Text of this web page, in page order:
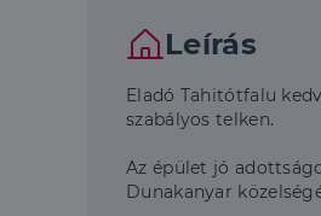
Leírás
Eladó Tahitótfalu
szabályos telken.
Az épület jó
Dunakanyar